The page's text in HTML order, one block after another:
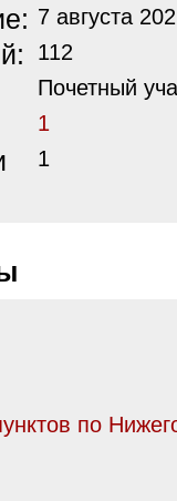
7 августа
112
Почетный
1
1
по